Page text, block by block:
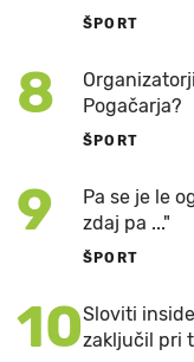
ŠPORT
8
Pogačarja?
ŠPORT
9
Pa se je le
zdaj pa ..."
ŠPORT
10Sloviti
zaključil pri